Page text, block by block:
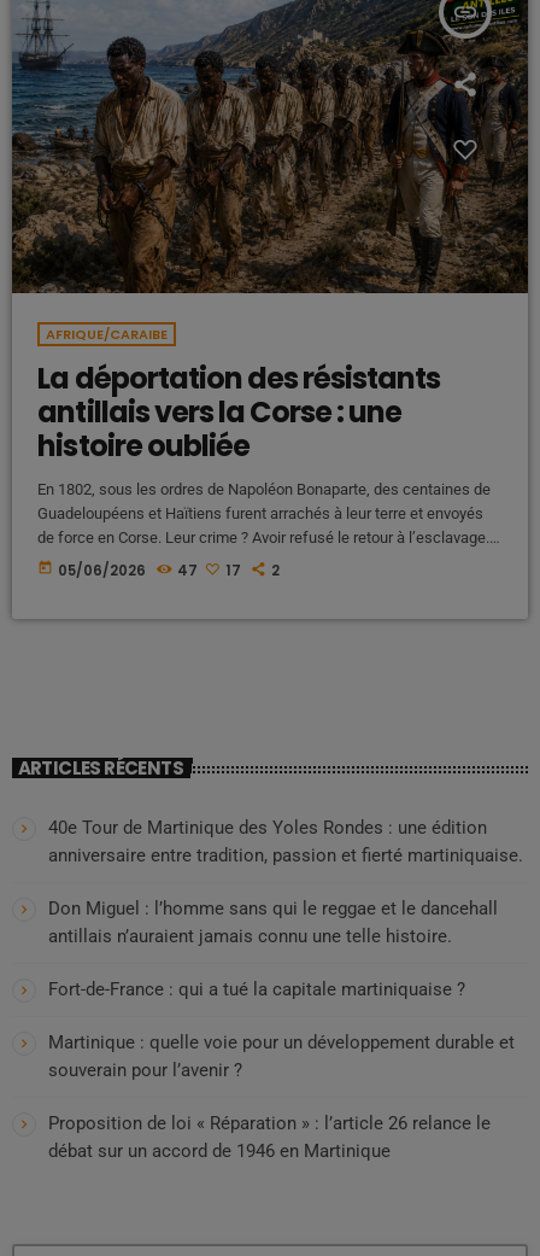
insert_link
AFRIQUE/CARAIBE
La déportation des résistants
antillais vers la Corse : une
histoire oubliée
En 1802, sous les ordres de Napoléon Bonaparte, des centaines de
Guadeloupéens et Haïtiens furent arrachés à leur terre et envoyés
de force en Corse. Leur crime ? Avoir refusé le retour à l’esclavage.
Voici l’histoire occultée d’une déportation politique et raciale qui a
today 05/06/2026 47 17 2
ARTICLES RÉCENTS
40e Tour de Martinique des Yoles Rondes : une édition
anniversaire entre tradition, passion et fierté martiniquaise.
Don Miguel : l’homme sans qui le reggae et le dancehall
antillais n’auraient jamais connu une telle histoire.
Fort-de-France : qui a tué la capitale martiniquaise ?
Martinique : quelle voie pour un développement durable et
souverain pour l’avenir ?
Proposition de loi « Réparation » : l’article 26 relance le
débat sur un accord de 1946 en Martinique